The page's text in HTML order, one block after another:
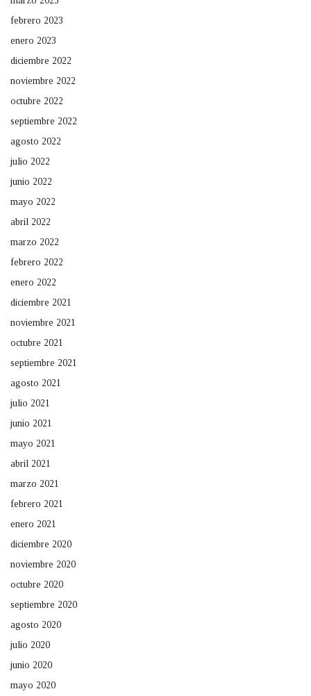
febrero 2023
enero 2023
diciembre 2022
noviembre 2022
octubre 2022
septiembre 2022
agosto 2022
julio 2022
junio 2022
mayo 2022
abril 2022
marzo 2022
febrero 2022
enero 2022
diciembre 2021
noviembre 2021
octubre 2021
septiembre 2021
agosto 2021
julio 2021
junio 2021
mayo 2021
abril 2021
marzo 2021
febrero 2021
enero 2021
diciembre 2020
noviembre 2020
octubre 2020
septiembre 2020
agosto 2020
julio 2020
junio 2020
mayo 2020